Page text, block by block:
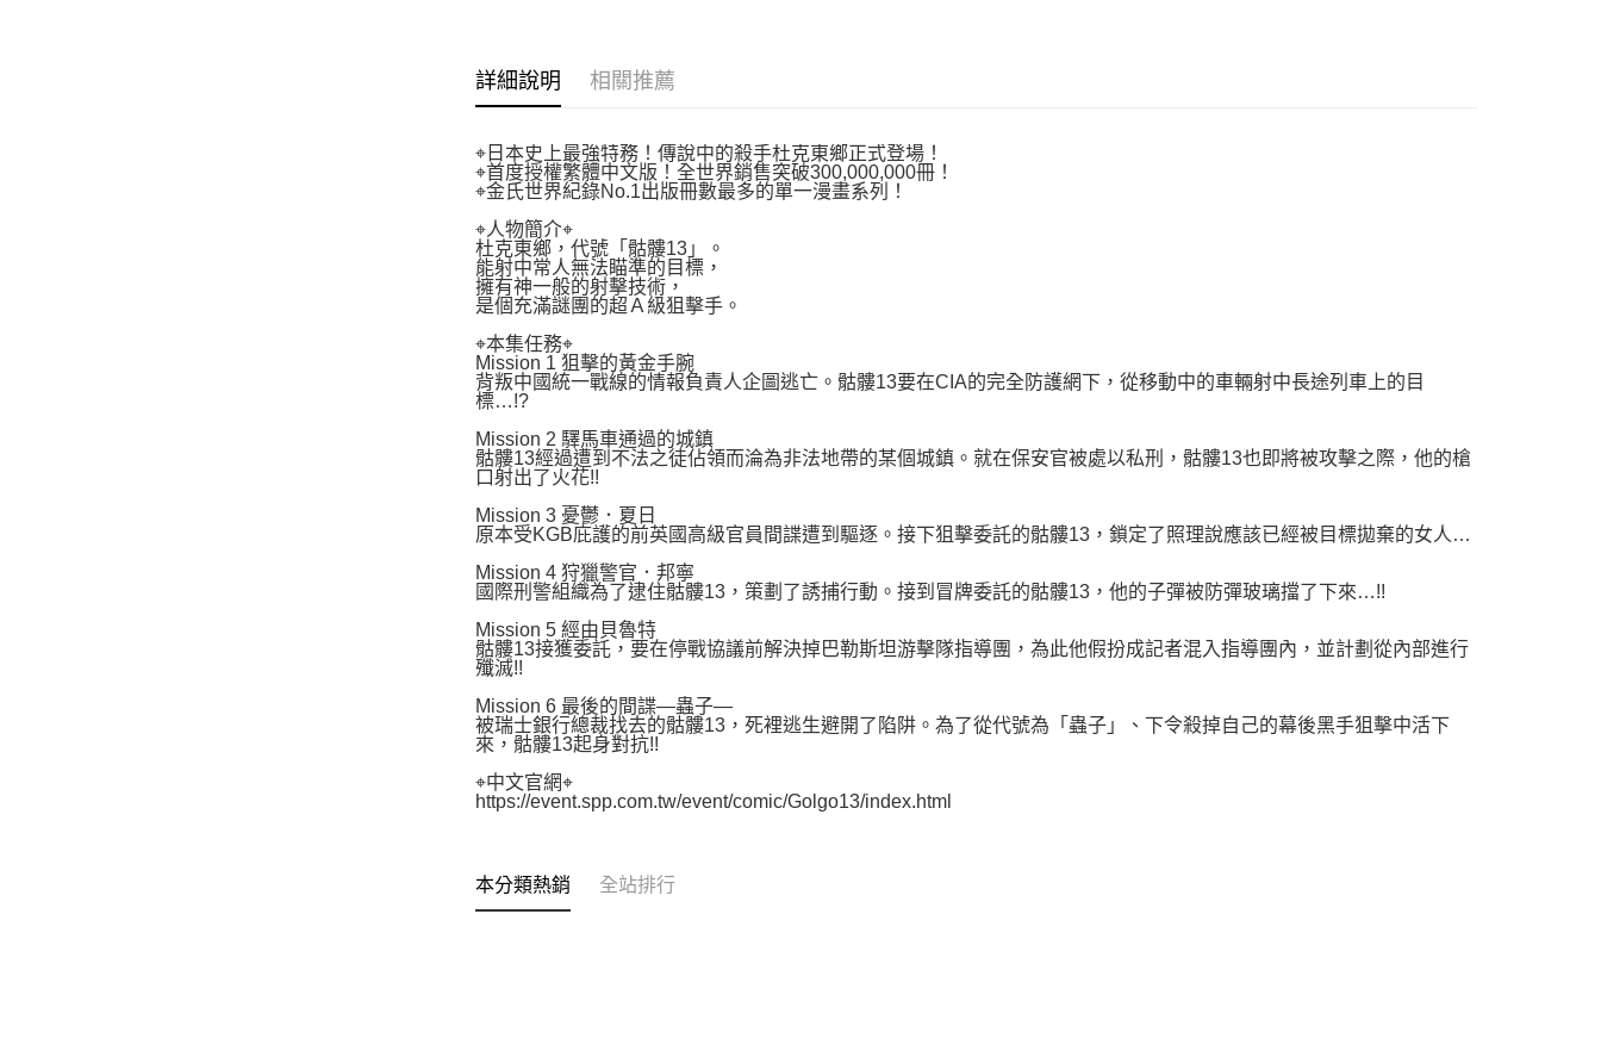
詳細說明 相關推薦
⌖日本史上最強特務！傳說中的殺手杜克東鄉正式登場！
⌖首度授權繁體中文版！全世界銷售突破300,000,000冊！
⌖金氏世界紀錄No.1出版冊數最多的單一漫畫系列！
⌖人物簡介⌖
杜克東鄉，代號「骷髏13」。
能射中常人無法瞄準的目標，
擁有神一般的射擊技術，
是個充滿謎團的超Ａ級狙擊手。
⌖本集任務⌖
Mission 1 狙擊的黃金手腕
背叛中國統一戰線的情報負責人企圖逃亡。骷髏13要在CIA的完全防護網下，從移動中的車輛射中長途列車上的目
標…!?
Mission 2 驛馬車通過的城鎮
骷髏13經過遭到不法之徒佔領而淪為非法地帶的某個城鎮。就在保安官被處以私刑，骷髏13也即將被攻擊之際，他的槍
口射出了火花!!
Mission 3 憂鬱．夏日
原本受KGB庇護的前英國高級官員間諜遭到驅逐。接下狙擊委託的骷髏13，鎖定了照理說應該已經被目標拋棄的女人…
Mission 4 狩獵警官．邦寧
國際刑警組織為了逮住骷髏13，策劃了誘捕行動。接到冒牌委託的骷髏13，他的子彈被防彈玻璃擋了下來…!!
Mission 5 經由貝魯特
骷髏13接獲委託，要在停戰協議前解決掉巴勒斯坦游擊隊指導團，為此他假扮成記者混入指導團內，並計劃從內部進行
殲滅!!
Mission 6 最後的間諜—蟲子—
被瑞士銀行總裁找去的骷髏13，死裡逃生避開了陷阱。為了從代號為「蟲子」、下令殺掉自己的幕後黑手狙擊中活下
來，骷髏13起身對抗!!
⌖中文官網⌖
https://event.spp.com.tw/event/comic/Golgo13/index.html
本分類熱銷 全站排行